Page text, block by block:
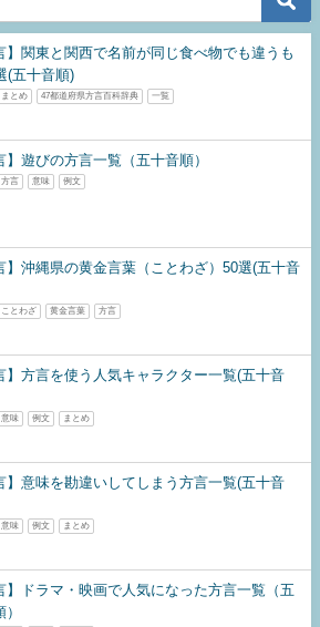
】関東と関西で名前が同じ食べ物でも違うも
(五十音順)
まとめ 47都道府県方言百科辞典 一覧
】遊びの方言一覧（五十音順）
方言 意味 例文
】沖縄県の黄金言葉（ことわざ）50選(五十音
ことわざ 黄金言葉 方言
】方言を使う人気キャラクター一覧(五十音
意味 例文 まとめ
】意味を勘違いしてしまう方言一覧(五十音
意味 例文 まとめ
】ドラマ・映画で人気になった方言一覧（五